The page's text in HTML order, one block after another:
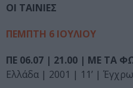
OΙ ΤΑΙΝΙΕΣ
ΠΕΜΠΤΗ 6 ΙΟΥΛΙΟΥ
ΠΕ 06.07 | 21.00 | ΜΕ ΤΑ
Ελλάδα | 2001 | 11’ |